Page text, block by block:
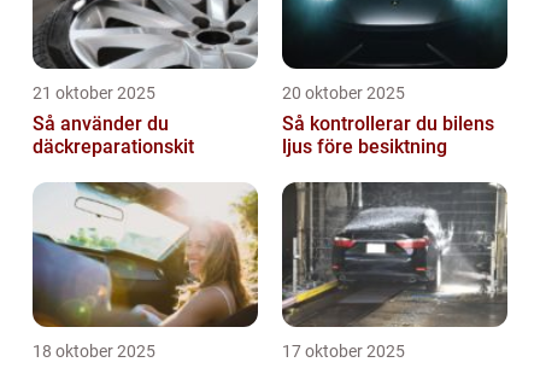
21 oktober 2025
Så använder du
däckreparationskit
20 oktober 2025
Så kontrollerar du bilens
ljus före besiktning
18 oktober 2025 17 oktober 2025